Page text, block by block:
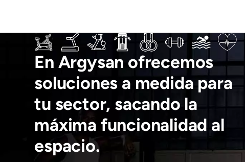
En Argysan ofrecemos
soluciones a medida para
tu sector, sacando la
máxima funcionalidad al
espacio.